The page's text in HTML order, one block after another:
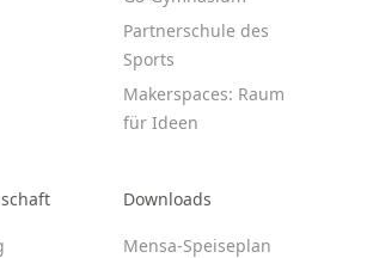
Partnerschule des
Sports
Makerspaces: Raum
für Ideen
Downloads
Mensa-Speiseplan